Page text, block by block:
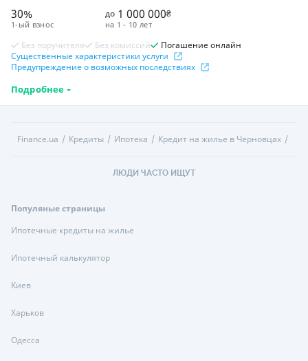
30%
1-ый взнос
до 1 000 000₴
на 1 - 10 лет
Без поручителя Без комиссий
Погашение онлайн
Существенные характеристики услуги
Предупреждение о возможных последствиях
Подробнее
Finance.ua Кредиты Ипотека Кредит на жилье в Черновцах
ЛЮДИ ЧАСТО ИЩУТ
Популяные страницы
Ипотечные кредиты на жилье
Ипотечный калькулятор
Киев
Харьков
Одесса